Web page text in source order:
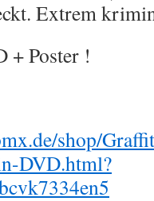
Extrem
+ Poster !
shop/
DVD.html?